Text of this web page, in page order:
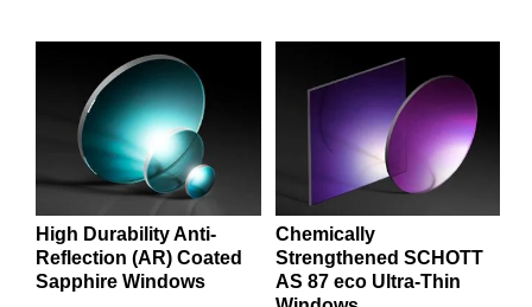
High Durability Anti-
Reflection (AR) Coated
Sapphire Windows
Chemically
Strengthened SCHOTT
AS 87 eco Ultra-Thin